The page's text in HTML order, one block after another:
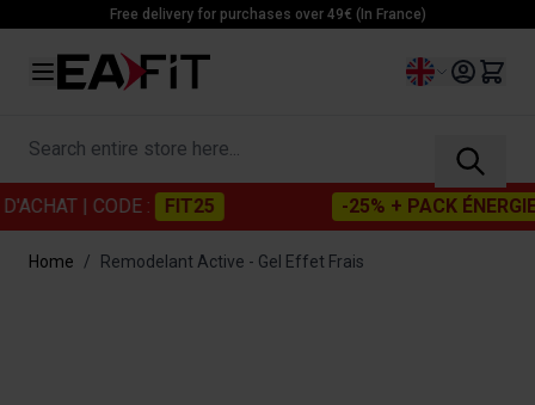
Skip to ContentFree delivery for purchases over 49€ (In France)
Language
Search entire store here...
| CODE : FIT25 -25% + PACK ÉNERGIE
Home / Remodelant Active - Gel Effet Frais